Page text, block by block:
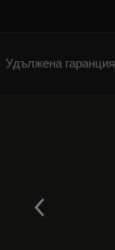
Удължена гаранция